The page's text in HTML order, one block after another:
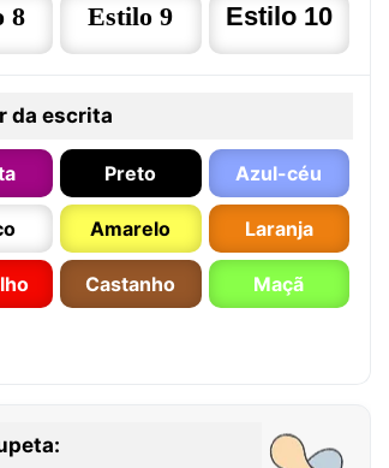
8 Estilo 9 Estilo 10
da escrita
Preto Azul-céu
Amarelo Laranja
Castanho Maçã